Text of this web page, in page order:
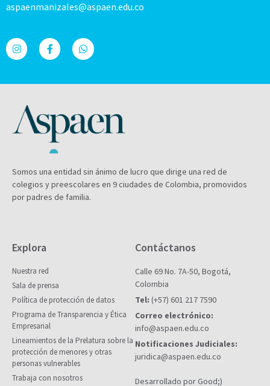
aspaenmanizales@aspaen.edu.co
Somos una entidad sin ánimo de lucro que dirige una red de
colegios y preescolares en 9 ciudades de Colombia, promovidos
por padres de familia.
Explora
Nuestra red
Sala de prensa
Política de protección de datos
Programa de Transparencia y Ética
Empresarial
Lineamientos de la Prelatura sobre la
protección de menores y otras
personas vulnerables
Trabaja con nosotros
Contáctanos
Calle 69 No. 7A-50, Bogotá,
Colombia
Tel: (+57) 601 217 7590
Correo electrónico:
info@aspaen.edu.co
Notificaciones Judiciales:
juridica@aspaen.edu.co
Desarrollado por Good;)